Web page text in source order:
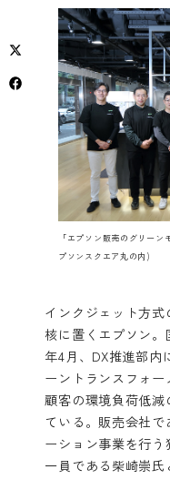
「エプソン販売のグリー
プソンスクエア丸の内)
インクジェット方
核に置くエプソン。
年4月、DX推進部内
ーントランスフォー
顧客の環境負荷低
ている。販売会社
ーション事業を行
一員である柴崎崇